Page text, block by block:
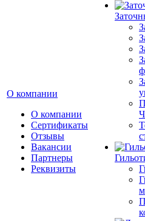
О компании
О компании
Сертификаты
Отзывы
Вакансии
Партнеры
Реквизиты